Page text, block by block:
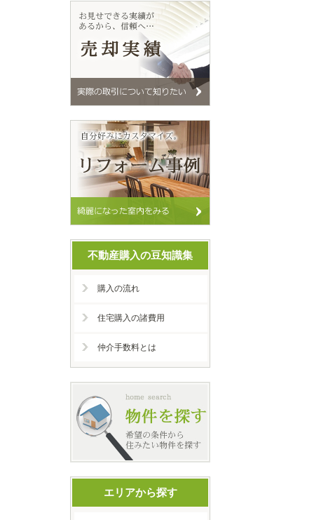
不動産購入の豆知識集
購入の流れ
住宅購入の諸費用
仲介手数料とは
エリアから探す